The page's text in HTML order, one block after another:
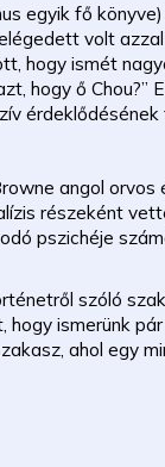
egyik fő
volt
hogy ismét
hogy ő
érdeklődésének
angol
részeként
pszichéje
szóló
hogy ismerünk
ahol egy